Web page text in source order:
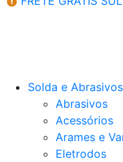
Solda e Abrasivos
Abrasivos
Acessórios
Arames e
Eletrodos